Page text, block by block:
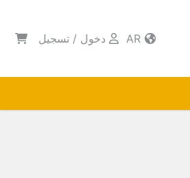
دخول / تسجيل